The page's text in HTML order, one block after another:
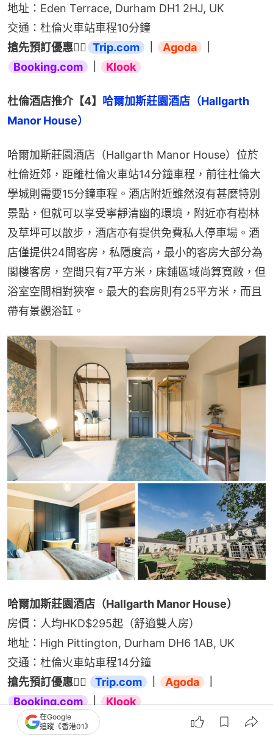
地址：Eden Terrace, Durham DH1 2HJ, UK
交通：杜倫火車站車程10分鐘
搶先預訂優惠👉🏻 Trip.com Agoda
Booking.com
Klook
杜倫酒店推介【4】 哈爾加斯莊園酒店（Hallgarth
Manor House）
哈爾加斯莊園酒店（Hallgarth Manor House）位於
杜倫近郊，距離杜倫火車站14分鐘車程，前往杜倫大
學城則需要15分鐘車程。酒店附近雖然沒有甚麼特別
景點，但就可以享受寧靜清幽的環境，附近亦有樹林
及草坪可以散步，酒店亦有提供免費私人停車場。酒
店僅提供24間客房，私隱度高，最小的客房大部分為
閣樓客房，空間只有7平方米，床鋪區域尚算寬敞，但
浴室空間相對狹窄。最大的套房則有25平方米，而且
帶有景觀浴缸。
哈爾加斯莊園酒店（Hallgarth Manor House）
房價：人均HKD$295起（舒適雙人房）
地址：High Pittington, Durham DH6 1AB, UK
交通：杜倫火車站車程14分鐘
搶先預訂優惠👉🏻
Trip.com Agoda
Booking.com ｜ Klook
Trip.com優惠碼2026｜8月獨家無門檻5%折扣+任何
在Google
追蹤《香港01》